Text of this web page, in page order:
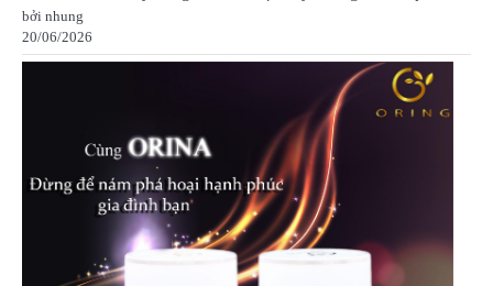
bởi nhung
20/06/2026